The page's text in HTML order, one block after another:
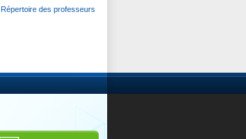
Répertoire des professeurs